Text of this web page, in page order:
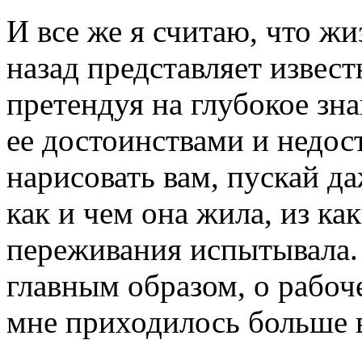
И все же я считаю, что
назад представляет
претендуя на глубокое
ее достоинствами и
нарисовать вам, пускай
как и чем она жила, из
переживания
главным образом, о
мне приходилось больше